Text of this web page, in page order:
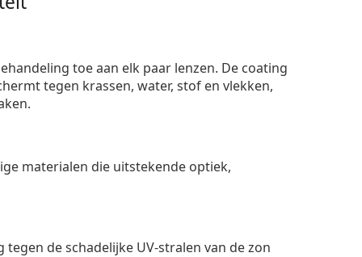
toe aan elk paar lenzen. De coating
tegen krassen, water, stof en vlekken,
materialen die uitstekende optiek,
de schadelijke UV-stralen van de zon